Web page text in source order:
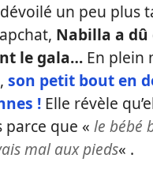
dévoilé un peu plus
Nabilla a
le gala… En plein
son petit bout en
! Elle révèle
que « le bébé
mal aux pieds« .